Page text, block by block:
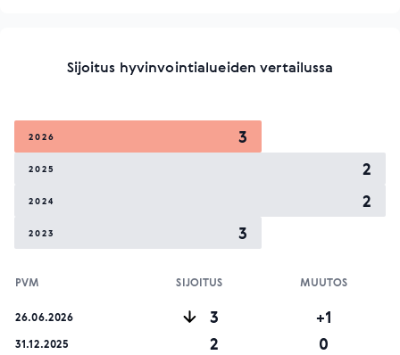
Sijoitus hyvinvointialueiden vertailussa
2026 3
2025 2
2024 2
2023 3
PVM SIJOITUS MUUTOS
26.06.2026 3 +1
31.12.2025 2 0